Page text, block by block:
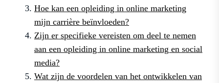
Hoe kan een opleiding in online marketing
mijn carrière beïnvloeden?
Zijn er specifieke vereisten om deel te nemen
aan een opleiding in online marketing en social
media?
Wat zijn de voordelen van het ontwikkelen van